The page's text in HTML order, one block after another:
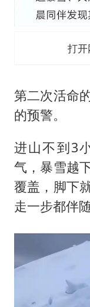
打
第二次活命
的预警。
进山不到3
气，暴雪越
覆盖，脚下
走一步都伴